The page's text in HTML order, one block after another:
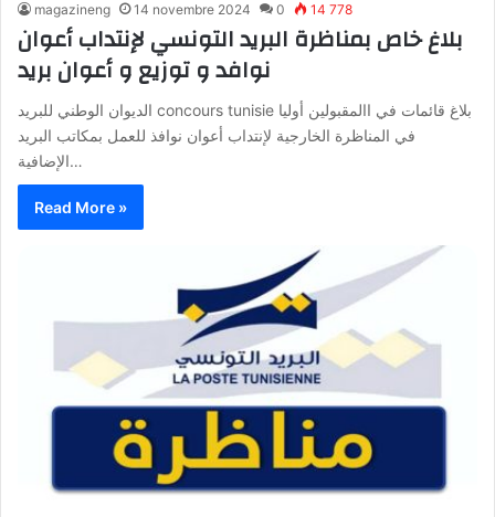
magazineng 14 novembre 2024 0 14 778
بلاغ خاص بمناظرة البريد التونسي لإنتداب أعوان
نوافد و توزيع و أعوان بريد
الديوان الوطني للبريد concours tunisie بلاغ قائمات في االمقبولين أوليا
في المناظرة الخارجية لإنتداب أعوان نوافذ للعمل بمكاتب البريد
الإضافية…
Read More »